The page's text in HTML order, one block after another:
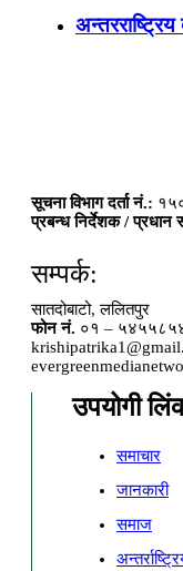
अन्तरराष्ट्रिय
सूचना विभाग दर्ता नं.:
प्रबन्ध निर्देशक / प्रधान
सम्पर्क:
सातदोबाटो, ललितपुर
फोन नं. ०१ –
उपयोगी
समाचार
जानकारी
समाज